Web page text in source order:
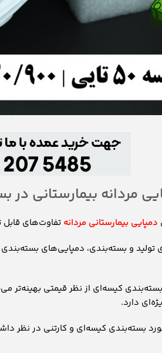
مردانه بیمارستانی در
دمپایی بیمارستانی مردانه تفاوت‌های قابل
و بسته‌بندی، دمپایی‌های
کیسه‌ای از نظر قیمتی بهینه‌تر
دارد.
بسته‌بندی کیسه‌ای و کارتنی در نظر